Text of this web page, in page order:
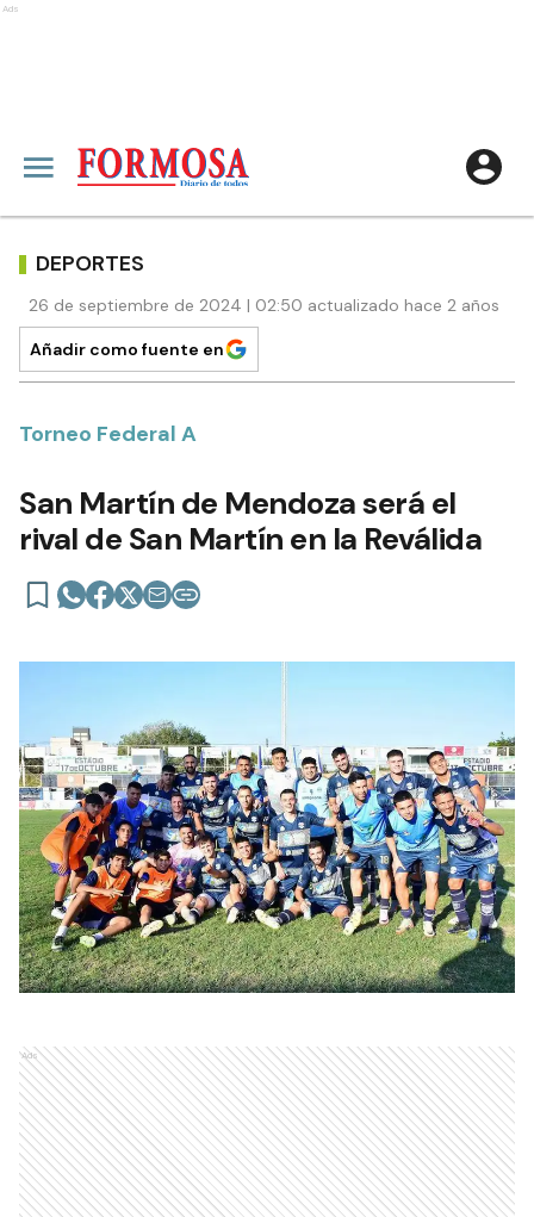
Ads
DEPORTES
26 de septiembre de 2024 | 02:50 actualizado hace 2 años
Añadir como fuente en
Torneo Federal A
San Martín de Mendoza será el
rival de San Martín en la Reválida
Ads